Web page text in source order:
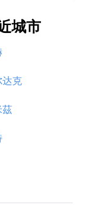
城市
克